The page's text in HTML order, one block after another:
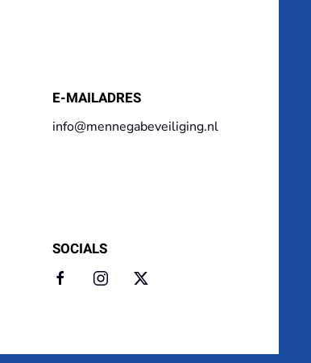
E-MAILADRES
info@mennegabeveiliging.nl
SOCIALS